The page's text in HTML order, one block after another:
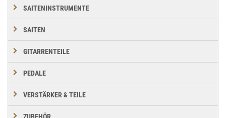
SAITENINSTRUMENTE
SAITEN
GITARRENTEILE
PEDALE
VERSTÄRKER & TEILE